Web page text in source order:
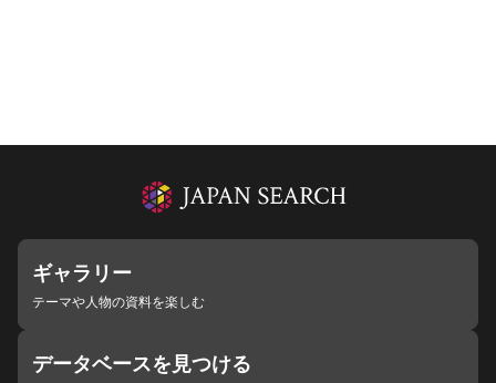
ギャラリー
テーマや人物の資料を楽しむ
データベースを見つける